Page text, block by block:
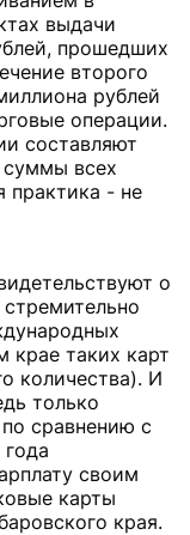
выдачи
прошедших
второго
рублей
операции.
составляют
суммы всех
практика - не
о
крае таких карт
количества). И
только
сравнению с
своим
карты
края.